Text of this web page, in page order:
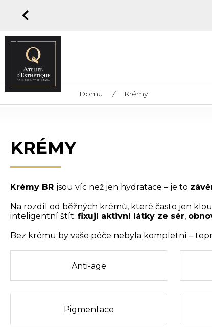
Domů / Krémy
KRÉMY
Krémy BR jsou víc než jen hydratace – je to
Na rozdíl od běžných krémů, které často jen
inteligentní štít: fixují aktivní látky ze sér,
Bez krému by vaše péče nebyla kompletní –
Anti-age
Pigmentace